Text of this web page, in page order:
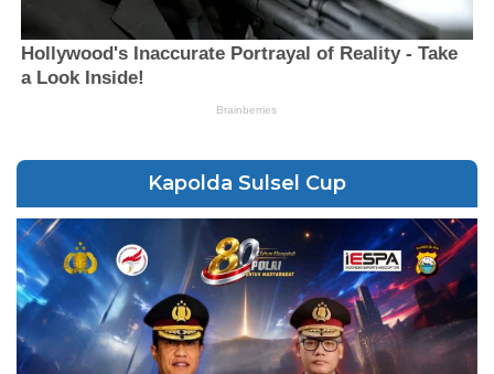
Kapolda Sulsel Cup